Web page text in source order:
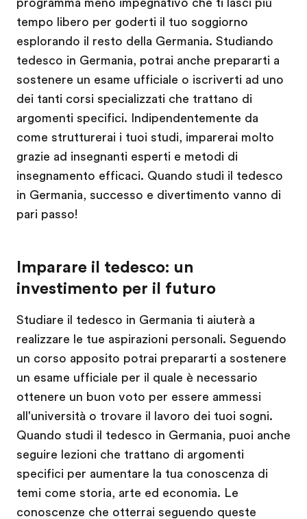
tempo libero per goderti il tuo soggiorno
esplorando il resto della Germania. Studiando
tedesco in Germania, potrai anche prepararti a
sostenere un esame ufficiale o iscriverti ad uno
dei tanti corsi specializzati che trattano di
argomenti specifici. Indipendentemente da
come strutturerai i tuoi studi, imparerai molto
grazie ad insegnanti esperti e metodi di
insegnamento efficaci. Quando studi il tedesco
in Germania, successo e divertimento vanno di
pari passo!
Imparare il tedesco: un
investimento per il futuro
Studiare il tedesco in Germania ti aiuterà a
realizzare le tue aspirazioni personali. Seguendo
un corso apposito potrai prepararti a sostenere
un esame ufficiale per il quale è necessario
ottenere un buon voto per essere ammessi
all'università o trovare il lavoro dei tuoi sogni.
Quando studi il tedesco in Germania, puoi anche
seguire lezioni che trattano di argomenti
specifici per aumentare la tua conoscenza di
temi come storia, arte ed economia. Le
conoscenze che otterrai seguendo queste